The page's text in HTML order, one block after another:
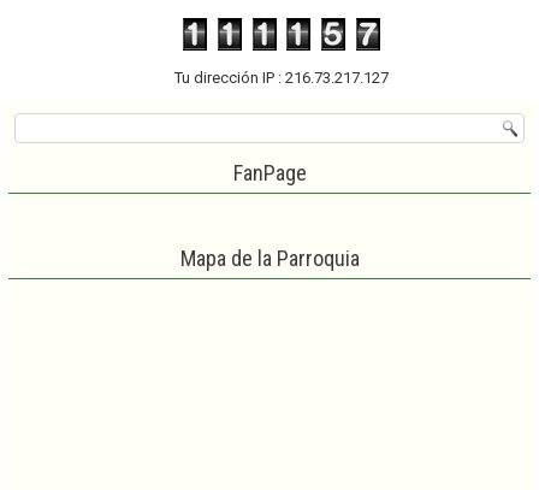
Tu dirección IP : 216.73.217.127
FanPage
Mapa de la Parroquia